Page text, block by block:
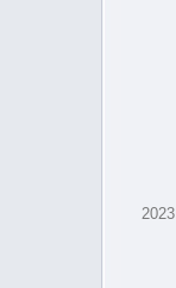
2023